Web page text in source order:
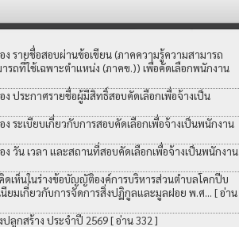
รายชื่อสอบผ่านข้อเขียน (ภาคความรู้ความสามารถ
ถที่ใช้เฉพาะตำแหน่ง (ภาคข.)) เพื่อคัดเลือกพนักงาน
ประกาศรายชื่อผู้มีสิทธิ์สอบคัดเลือกเพื่อจ้างเป็น
ระเบียบเกี่ยวกับการสอบคัดเลือกเพื่อจ้างเป็นพนักงาน
วัน เวลา และสถานที่สอบคัดเลือกเพื่อจ้างเป็นพนักงาน
เห็นในร่างข้อบัญญัติองค์การบริหารส่วนตำบลโคกปีบ
นียมเกี่ยวกับการจัดการสิ่งปฏิกูลและมูลฝอย พ.ศ... [ อ่าน
ลูกสร้าง ประจำปี 2569[ อ่าน 332 ]